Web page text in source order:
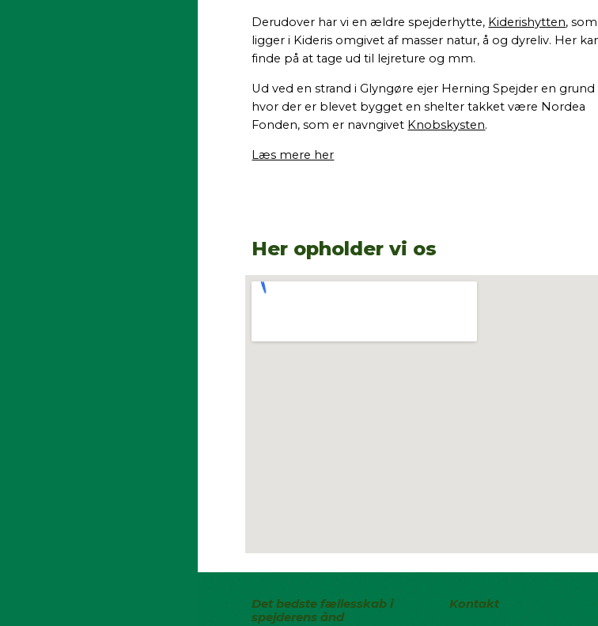
Derudover har vi en ældre spejderhytte, Kiderishytten, som
ligger i Kideris omgivet af masser natur, å og dyreliv. Her
finde på at tage ud til lejreture og mm.
Ud ved en strand i Glyngøre ejer Herning Spejder en grund
hvor der er blevet bygget en shelter takket være Nordea
Fonden, som er navngivet Knobskysten.
Læs mere her
Her opholder vi os
Det bedste fællesskab i
spejderens ånd
Kontakt